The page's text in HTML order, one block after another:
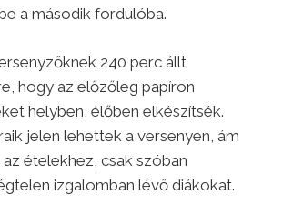
a második fordulóba.
240 perc állt
hogy az előzőleg papíron
helyben, élőben elkészítsék.
jelen lehettek a versenyen, ám
ételekhez, csak szóban
izgalomban lévő diákokat.